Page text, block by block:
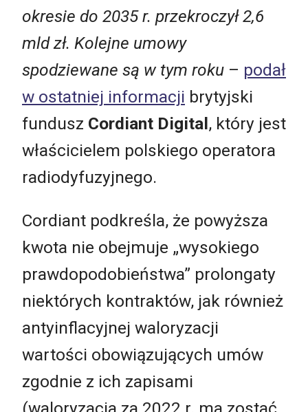
okresie do 2035 r. przekroczył 2,6
mld zł. Kolejne umowy
spodziewane są w tym roku – podał
w ostatniej informacji brytyjski
fundusz Cordiant Digital, który jest
właścicielem polskiego operatora
radiodyfuzyjnego.
Cordiant podkreśla, że powyższa
kwota nie obejmuje „wysokiego
prawdopodobieństwa” prolongaty
niektórych kontraktów, jak również
antyinflacyjnej waloryzacji
wartości obowiązujących umów
zgodnie z ich zapisami